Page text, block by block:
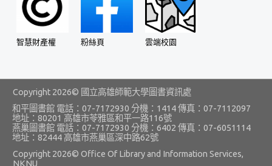
器材就要借你用
環境-I Beacon 智慧推播
環境-智慧遠距教學
即時式線上教學
錄影式非同步教學
智慧財產權 粉絲頁 雲端校園
Copyright 2026© 國立高雄師範大學圖書資訊處
和平圖書館 電話：07-7172930 分機：1414 傳真：07-7112097
地址：80201 高雄市苓雅區和平一路116號
燕巢圖書館 電話：07-7172930 分機：6402 傳真：07-6051114
地址：82444 高雄市燕巢區深中路62號
Copyright 2026© Office Of Library and Information Services,
NKNU